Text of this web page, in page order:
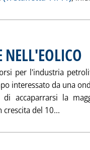
per l'industria
interessato da una
accaparrarsi la
del 10... Leggi